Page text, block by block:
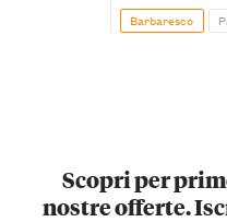
Barbaresco
Scopri per
nostre offerte.